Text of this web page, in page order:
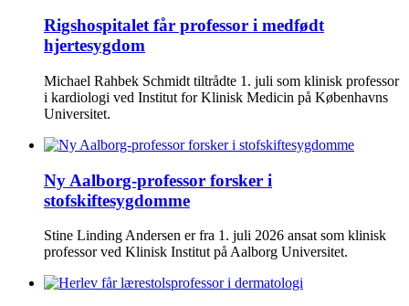
Rigshospitalet får professor i medfødt
hjertesygdom
Michael Rahbek Schmidt tiltrådte 1. juli som klinisk professor
i kardiologi ved Institut for Klinisk Medicin på Københavns
Universitet.
Ny Aalborg-professor forsker i
stofskiftesygdomme
Stine Linding Andersen er fra 1. juli 2026 ansat som klinisk
professor ved Klinisk Institut på Aalborg Universitet.